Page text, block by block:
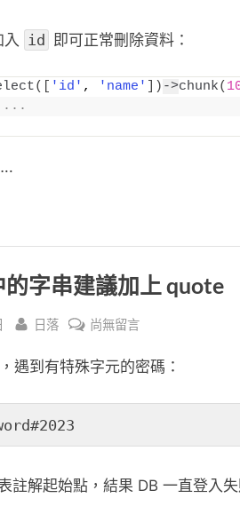
入 id 即可正常刪除資料：
([ 'id' , 'name' ]) ->chunk(
的字串建議加上 quote
By
日落
在
設
尚無留言
遇到有特殊字元的密碼：
註解起始點，結果 DB 一直登入失